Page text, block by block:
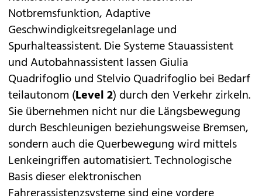
Notbremsfunktion, Adaptive
Geschwindigkeitsregelanlage und
Spurhalteassistent. Die Systeme Stauassistent
und Autobahnassistent lassen Giulia
Quadrifoglio und Stelvio Quadrifoglio bei Bedarf
teilautonom (Level 2) durch den Verkehr zirkeln.
Sie übernehmen nicht nur die Längsbewegung
durch Beschleunigen beziehungsweise Bremsen,
sondern auch die Querbewegung wird mittels
Lenkeingriffen automatisiert. Technologische
Basis dieser elektronischen